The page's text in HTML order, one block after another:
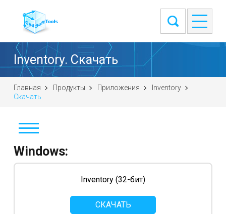
Inventory. Скачать
Главная Продукты Приложения
Inventory
Скачать
Скачать
Снимки экрана
Windows:
Inventory (32-бит)
СКАЧАТЬ